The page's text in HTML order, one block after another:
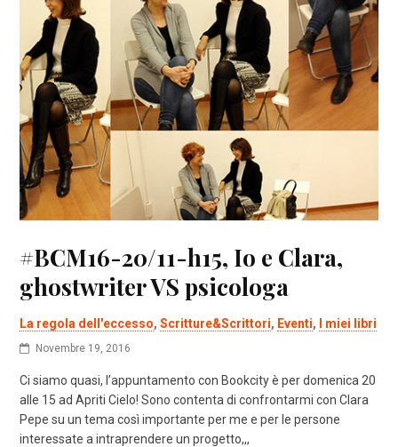
#BCM16-20/11-h15, Io e Clara,
ghostwriter VS psicologa
La regola dell'eccesso,Scritture&Scrittori, Eventi, I miei libri
Novembre 19, 2016
Ci siamo quasi, l’appuntamento con Bookcity è per domenica 20
alle 15 ad Apriti Cielo! Sono contenta di confrontarmi con Clara
Pepe su un tema così importante per me e per le persone
interessate a intraprendere un progetto,,,